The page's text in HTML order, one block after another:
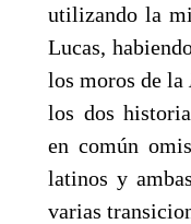
utilizando la
Lucas,
los moros de la
los dos
en común
latinos y
varias